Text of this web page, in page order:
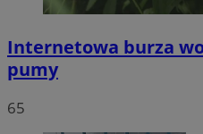
Internetowa burza
pumy
65